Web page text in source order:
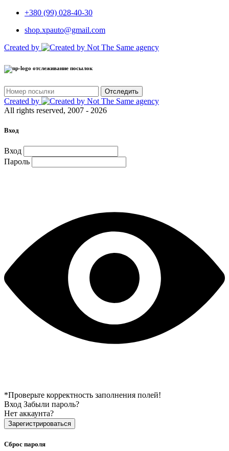
+380 (99) 028-40-30
shop.xpauto@gmail.com
Created by
отслеживание посылок
Отследить
Created by
All rights reserved, 2007 - 2026
Вход
Вход
Пароль
*Проверьте корректность заполнения полей!
Вход Забыли пароль?
Нет аккаунта?
Зарегистрироваться
Сброс пароля